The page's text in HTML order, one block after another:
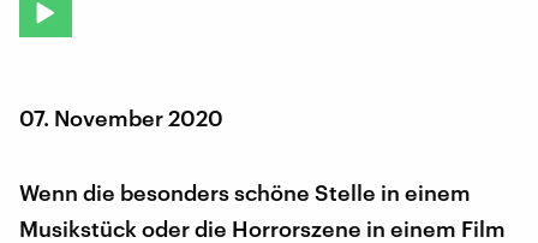
07. November 2020
Wenn die besonders schöne Stelle in einem
Musikstück oder die Horrorszene in einem Film